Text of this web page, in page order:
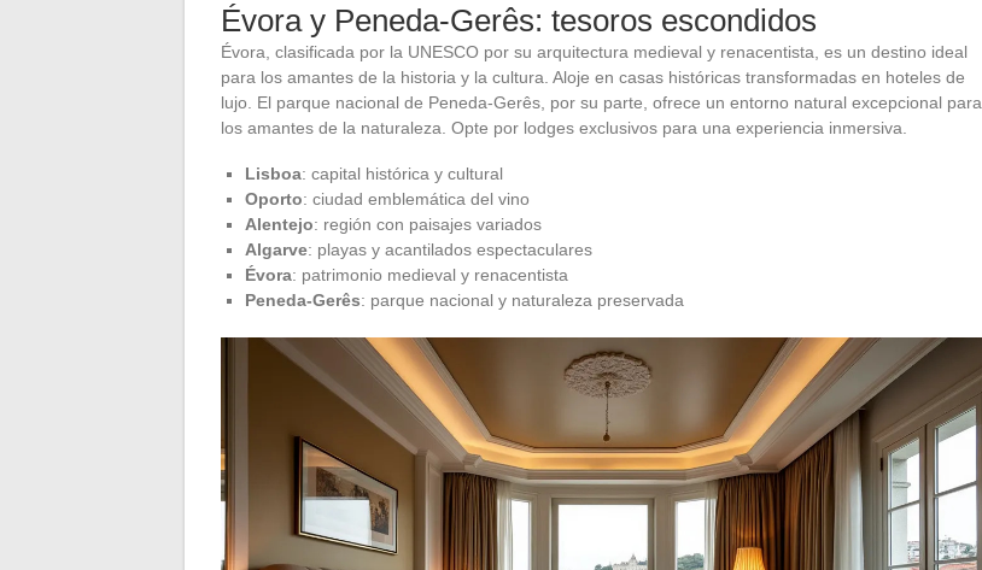
Évora y Peneda-Gerês: tesoros escondidos
Évora, clasificada por la UNESCO por su arquitectura medieval y renacentista, es un destino ideal
para los amantes de la historia y la cultura. Aloje en casas históricas transformadas en hoteles de
lujo. El parque nacional de Peneda-Gerês, por su parte, ofrece un entorno natural excepcional para
los amantes de la naturaleza. Opte por lodges exclusivos para una experiencia inmersiva.
Lisboa: capital histórica y cultural
Oporto: ciudad emblemática del vino
Alentejo: región con paisajes variados
Algarve: playas y acantilados espectaculares
Évora: patrimonio medieval y renacentista
Peneda-Gerês: parque nacional y naturaleza preservada